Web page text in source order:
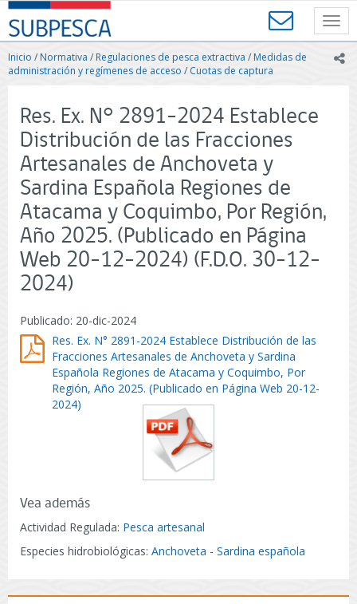
Contenido
principal
SUBPESCA
-
Subsecretaría
de
Acuicultura
-
Gobierno
de
Chile
Inicio /Normativa / Regulaciones de pesca extractiva / Medidas de
administración y regímenes de acceso / Cuotas de captura
Res. Ex. N° 2891-2024 Establece
Distribución de las Fracciones
Artesanales de Anchoveta y
Sardina Española Regiones de
Atacama y Coquimbo, Por Región,
Año 2025. (Publicado en Página
Web 20-12-2024) (F.D.O. 30-12-
2024)
Publicado: 20-dic-2024
Res. Ex. N° 2891-2024 Establece Distribución de las
Fracciones Artesanales de Anchoveta y Sardina
Española Regiones de Atacama y Coquimbo, Por
Región, Año 2025. (Publicado en Página Web 20-12-
2024)
Vea además
Actividad Regulada: Pesca artesanal
Especies hidrobiológicas: Anchoveta - Sardina española